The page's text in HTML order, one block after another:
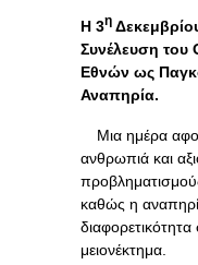
Η 3η
Συνέλευση
Εθνών ως
Αναπηρία.
Μια ημέρα
ανθρωπιά και
καθώς η
μειονέκτημα.